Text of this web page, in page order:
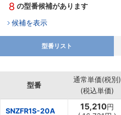
8 の型番候補があります
候補を表示
型番リスト
型番
通常単価(税別)
(税込単価)
SNZFR1S-20A 15,210円